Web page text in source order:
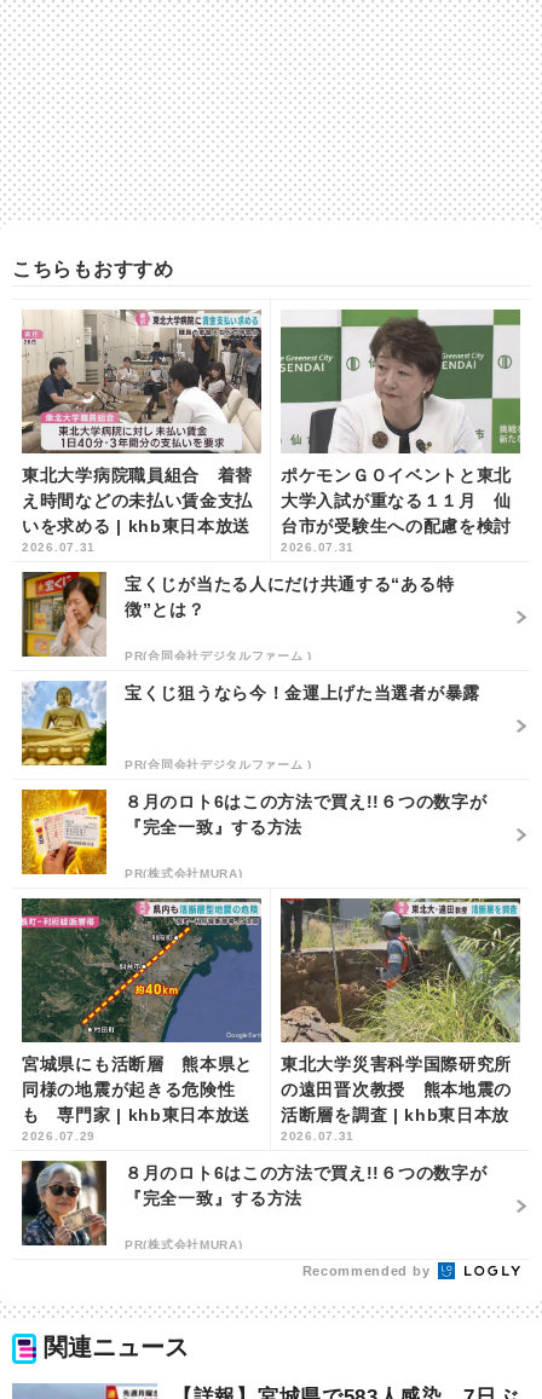
こちらもおすすめ
東北大学病院職員組合 着替
え時間などの未払い賃金支払
いを求める | khb東日本放送
2026.07.31
ポケモンＧＯイベントと東北
大学入試が重なる１１月 仙
台市が受験生への配慮を検討
へ | khb東日本放送
2026.07.31
宝くじが当たる人にだけ共通する“ある特
徴”とは？
PR(合同会社デジタルファーム )
宝くじ狙うなら今！金運上げた当選者が暴露
PR(合同会社デジタルファーム )
８月のロト6はこの方法で買え!!６つの数字が
『完全一致』する方法
PR(株式会社MURA)
宮城県にも活断層 熊本県と
同様の地震が起きる危険性
も 専門家 | khb東日本放送
2026.07.29
東北大学災害科学国際研究所
の遠田晋次教授 熊本地震の
活断層を調査 | khb東日本放
送
2026.07.31
８月のロト6はこの方法で買え!!６つの数字が
『完全一致』する方法
PR(株式会社MURA)
Recommended by
関連ニュース